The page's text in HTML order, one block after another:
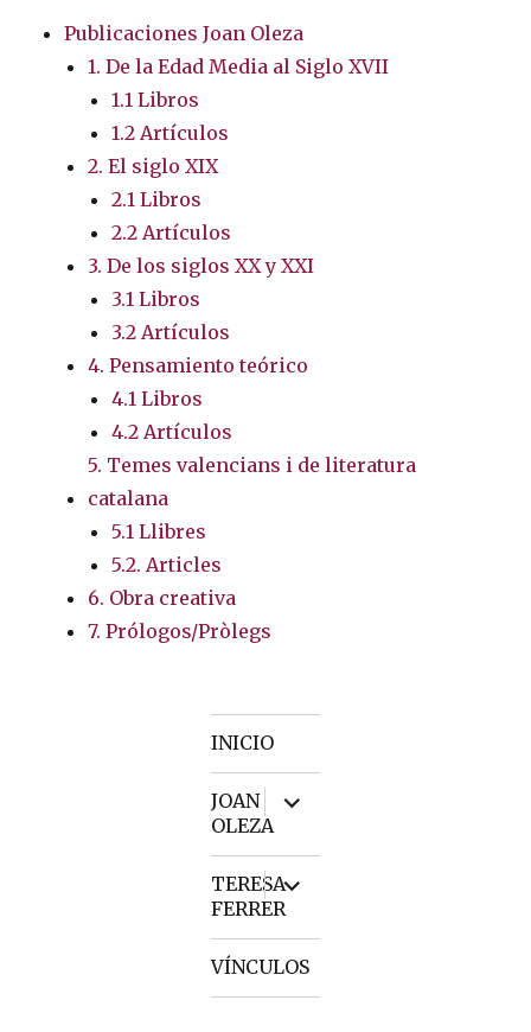
Publicaciones Joan Oleza
1. De la Edad Media al Siglo XVII
1.1 Libros
1.2 Artículos
2. El siglo XIX
2.1 Libros
2.2 Artículos
3. De los siglos XX y XXI
3.1 Libros
3.2 Artículos
4. Pensamiento teórico
4.1 Libros
4.2 Artículos
5. Temes valencians i de literatura
catalana
5.1 Llibres
5.2. Articles
6. Obra creativa
7. Prólogos/Pròlegs
INICIO
JOAN
OLEZA
expand
child
menu
TERESA
FERRER
expand
child
menu
VÍNCULOS